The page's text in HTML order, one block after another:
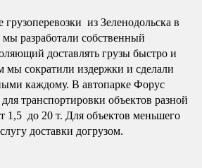
из Зеленодольска в
мы разработали собственный
доставлять грузы быстро и
мы сократили издержки и сделали
каждому. В автопарке Форус
транспортировки объектов разной
1,5 до 20 т. Для объектов меньшего
доставки догрузом.